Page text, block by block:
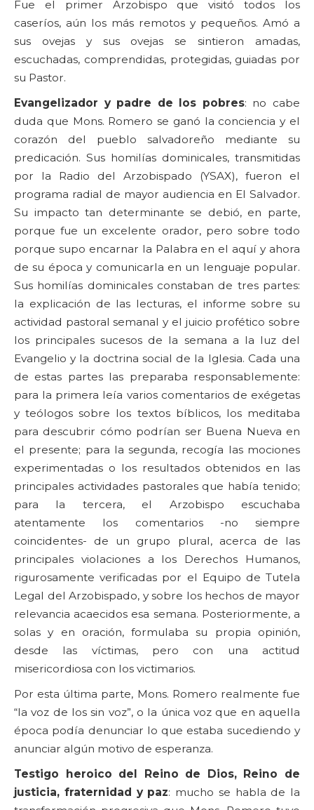
Fue el primer Arzobispo que visitó todos los
caseríos, aún los más remotos y pequeños. Amó a
sus ovejas y sus ovejas se sintieron amadas,
escuchadas, comprendidas, protegidas, guiadas por
su Pastor.
Evangelizador y padre de los pobres: no cabe
duda que Mons. Romero se ganó la conciencia y el
corazón del pueblo salvadoreño mediante su
predicación. Sus homilías dominicales, transmitidas
por la Radio del Arzobispado (YSAX), fueron el
programa radial de mayor audiencia en El Salvador.
Su impacto tan determinante se debió, en parte,
porque fue un excelente orador, pero sobre todo
porque supo encarnar la Palabra en el aquí y ahora
de su época y comunicarla en un lenguaje popular.
Sus homilías dominicales constaban de tres partes:
la explicación de las lecturas, el informe sobre su
actividad pastoral semanal y el juicio profético sobre
los principales sucesos de la semana a la luz del
Evangelio y la doctrina social de la Iglesia. Cada una
de estas partes las preparaba responsablemente:
para la primera leía varios comentarios de exégetas
y teólogos sobre los textos bíblicos, los meditaba
para descubrir cómo podrían ser Buena Nueva en
el presente; para la segunda, recogía las mociones
experimentadas o los resultados obtenidos en las
principales actividades pastorales que había tenido;
para la tercera, el Arzobispo escuchaba
atentamente los comentarios -no siempre
coincidentes- de un grupo plural, acerca de las
principales violaciones a los Derechos Humanos,
rigurosamente verificadas por el Equipo de Tutela
Legal del Arzobispado, y sobre los hechos de mayor
relevancia acaecidos esa semana. Posteriormente, a
solas y en oración, formulaba su propia opinión,
desde las víctimas, pero con una actitud
misericordiosa con los victimarios.
Por esta última parte, Mons. Romero realmente fue
“la voz de los sin voz”, o la única voz que en aquella
época podía denunciar lo que estaba sucediendo y
anunciar algún motivo de esperanza.
Testigo heroico del Reino de Dios, Reino de
justicia, fraternidad y paz: mucho se habla de la